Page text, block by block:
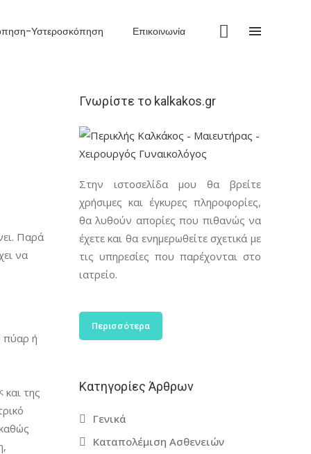
Υστεροσκόπηση Επικοινωνία
Παρά
να
πύαρ ή
και της
Γνωρίστε το kalkakos.gr
Στην ιστοσελίδα μου θα βρείτε
χρήσιμες και έγκυρες πληροφορίες,
θα λυθούν απορίες που πιθανώς να
έχετε και θα ενημερωθείτε σχετικά με
τις υπηρεσίες που παρέχονται στο
ιατρείο.
Περισσότερα
Κατηγορίες Άρθρων
Γενικά
Καταπολέμιση Ασθενειών